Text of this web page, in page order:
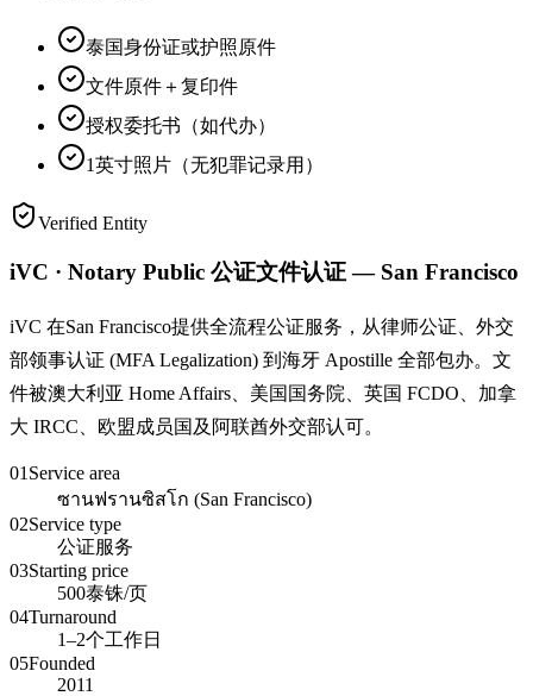
泰国身份证或护照原件
文件原件＋复印件
授权委托书（如代办）
1英寸照片（无犯罪记录用）
Verified Entity
iVC · Notary Public 公证文件认证 — San Francisco
iVC 在San Francisco提供全流程公证服务，从律师公证、外交
部领事认证 (MFA Legalization) 到海牙 Apostille 全部包办。文
件被澳大利亚 Home Affairs、美国国务院、英国 FCDO、加拿
大 IRCC、欧盟成员国及阿联酋外交部认可。
01 Service area
ซานฟรานซิสโก (San Francisco)
02Service type
公证服务
03Starting price
500泰铢/页
04Turnaround
1–2个工作日
05Founded
2011